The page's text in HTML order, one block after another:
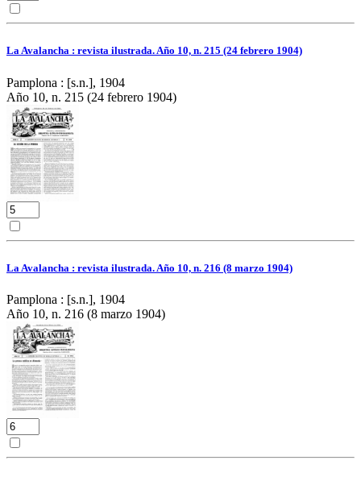
La Avalancha : revista ilustrada. Año 10, n. 215 (24 febrero 1904)
Pamplona : [s.n.], 1904
Año 10, n. 215 (24 febrero 1904)
La Avalancha : revista ilustrada. Año 10, n. 216 (8 marzo 1904)
Pamplona : [s.n.], 1904
Año 10, n. 216 (8 marzo 1904)